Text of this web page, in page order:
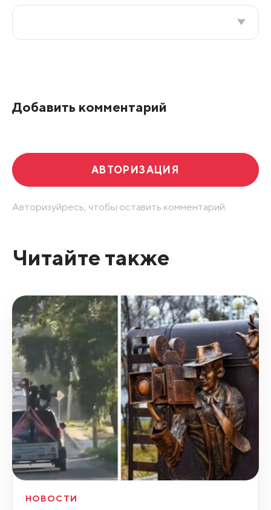
Добавить комментарий
АВТОРИЗАЦИЯ
Авторизуйресь, чтобы оставить комментарий.
Читайте также
НОВОСТИ